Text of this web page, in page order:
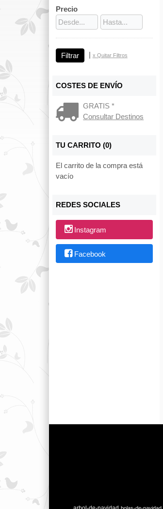
Precio
x Quitar Filtros
COSTES DE ENVÍO
GRATIS *
Consultar Destinos
TU CARRITO (0)
El carrito de la compra está
vacío
REDES SOCIALES
Instagram
Facebook